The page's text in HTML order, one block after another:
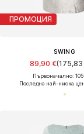
ПРОМОЦИЯ
SWING
89,90 €(175,83
Първоначално:
Последна най-ниска